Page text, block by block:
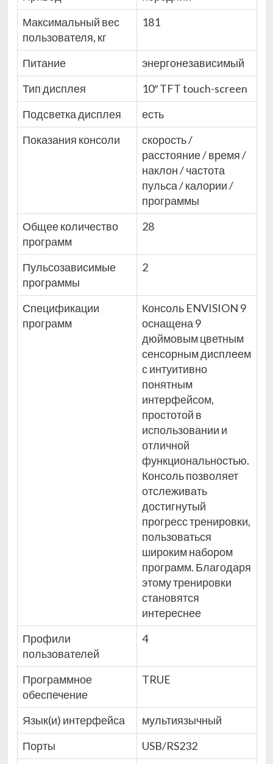
Максимальный вес
пользователя, кг
181
Питание
энергонезависимый
Тип дисплея
10″ TFT touch-screen
Подсветка дисплея
есть
Показания консоли
скорость /
расстояние / время /
наклон / частота
пульса / калории /
программы
Общее количество
программ
28
Пульсозависимые
программы
2
Спецификации
программ
Консоль ENVISION 9
оснащена 9
дюймовым цветным
сенсорным дисплеем
с интуитивно
понятным
интерфейсом,
простотой в
использовании и
отличной
функциональностью.
Консоль позволяет
отслеживать
достигнутый
прогресс тренировки,
пользоваться
широким набором
программ. Благодаря
этому тренировки
становятся
интереснее
Профили
пользователей
4
Программное
обеспечение
TRUE
Язык(и) интерфейса
мультиязычный
Порты
USB/RS232